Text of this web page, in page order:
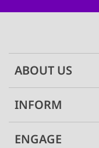
ABOUT US
INFORM
ENGAGE